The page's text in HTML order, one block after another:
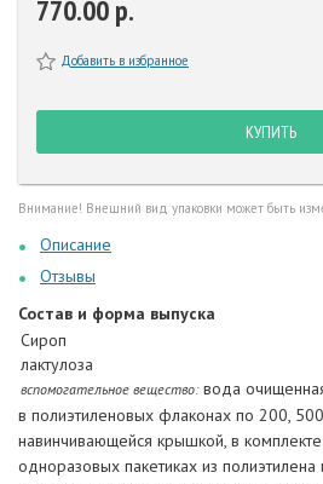
770.00 р.
Добавить в избранное
КУПИТЬ
Внимание! Внешний вид упаковки может быть
Описание
Отзывы
Состав и форма выпуска
Сироп
лактулоза
вспомогательное вещество:вода
в полиэтиленовых флаконах по 200,
навинчивающейся крышкой, в
одноразовых пакетиках из